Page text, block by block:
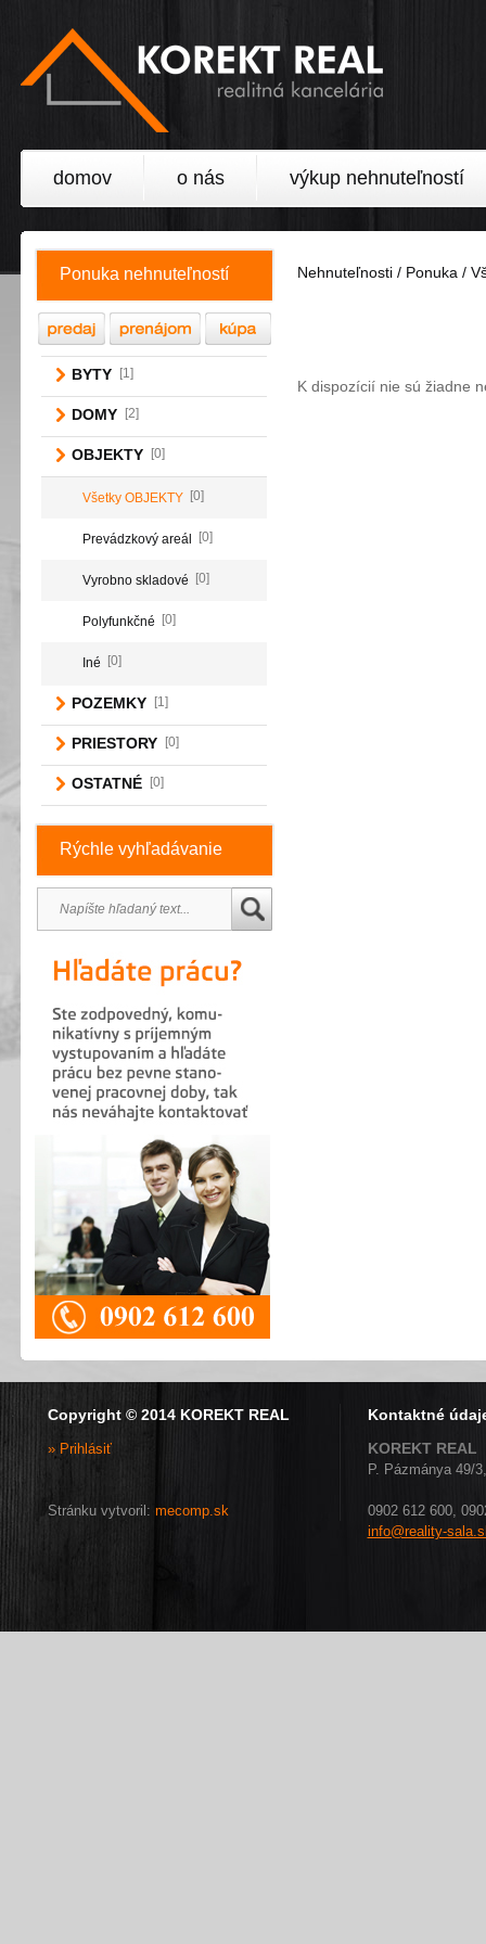
domov o nás výkup nehnuteľností
Ponuka nehnuteľností
BYTY [1]
DOMY [2]
OBJEKTY [0]
Všetky OBJEKTY [0]
Prevádzkový areál [0]
Vyrobno skladové [0]
Polyfunkčné [0]
Iné [0]
POZEMKY [1]
PRIESTORY [0]
OSTATNÉ [0]
Rýchle vyhľadávanie
Nehnuteľnosti / Ponuka /
K dispozícií nie sú žiadne
Copyright © 2014 KOREKT REAL
» Prihlásiť
Stránku vytvoril: mecomp.sk
Kontaktné
KOREKT REAL
P. Pázmánya 49/
0902 612 600,
info@reality-